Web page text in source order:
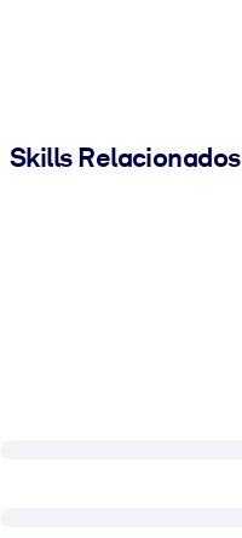
Skills Relacionados